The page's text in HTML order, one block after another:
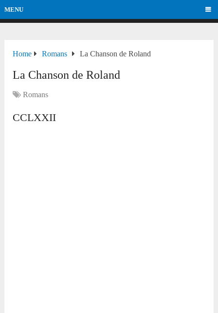
MENU
Home Romans La Chanson de Roland
La Chanson de Roland
Romans
CCLXXII